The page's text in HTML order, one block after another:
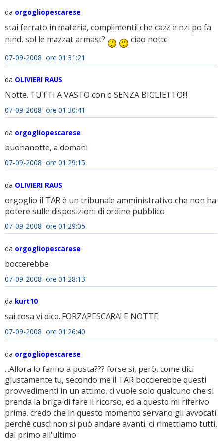
da orgogliopescarese
stai ferrato in materia, complimenti! che cazz'è nzi po fa
nind, sol le mazzat armast?
ciao notte
07-09-2008 ore 01:31:21
da OLIVIERI RAUS
Notte. TUTTI A VASTO con o SENZA BIGLIETTO!!!
07-09-2008 ore 01:30:41
da orgogliopescarese
buonanotte, a domani
07-09-2008 ore 01:29:15
da OLIVIERI RAUS
orgoglio il TAR è un tribunale amministrativo che non ha
potere sulle disposizioni di ordine pubblico
07-09-2008 ore 01:29:05
da orgogliopescarese
boccerebbe
07-09-2008 ore 01:28:13
da kurt10
sai cosa vi dico..FORZAPESCARA! E NOTTE
07-09-2008 ore 01:26:40
da orgogliopescarese
...Allora lo fanno a posta??? forse si, però, come dici
giustamente tu, secondo me il TAR boccierebbe questi
provvedimenti in un attimo. ci vuole solo qualcuno che si
prenda la briga di fare il ricorso, ed a questo mi riferivo
prima. credo che in questo momento servano gli avvocati
perchè cuscì non si può andare avanti. ci rimettiamo tutti,
dal primo all'ultimo